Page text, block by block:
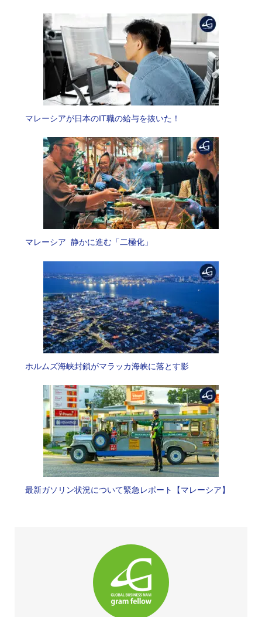
マレーシアが日本のIT職の給与を抜いた！
マレーシア 静かに進む「二極化」
ホルムズ海峡封鎖がマラッカ海峡に落とす影
最新ガソリン状況について緊急レポート【マレーシア】